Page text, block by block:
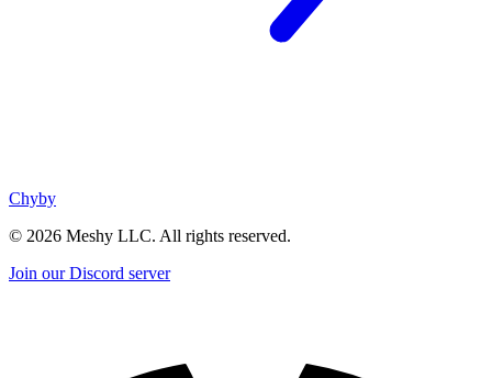
Chyby
© 2026 Meshy LLC. All rights reserved.
Join our Discord server